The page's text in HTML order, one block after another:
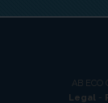
AB
Legal -